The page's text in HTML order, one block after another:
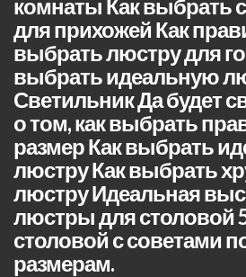
комнаты Как выбрать
для прихожей Как
выбрать люстру для
выбрать идеальную
Светильник Да будет
о том, как выбрать
размер Как выбрать
люстру Как выбрать
люстру Идеальная
люстры для столовой
столовой с советами
размерам.